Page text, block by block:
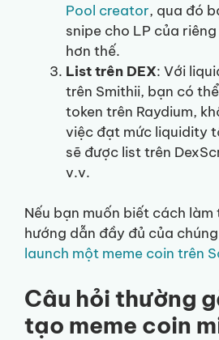
Pool creator, qua đó
snipe cho LP của
hơn thế.
List trên DEX: Với
trên Smithii, bạn có
token trên Raydium,
việc đạt mức liquidity
sẽ được list trên
v.v.
Nếu bạn muốn biết cách làm
hướng dẫn đầy đủ của
launch một meme coin trên
Câu hỏi thường
tạo meme coin